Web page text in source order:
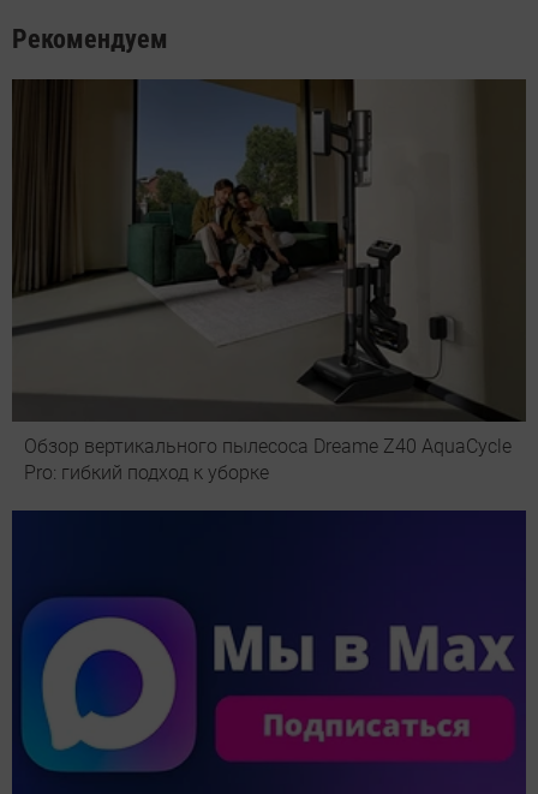
Рекомендуем
Обзор вертикального пылесоса Dreame Z40 AquaCycle
Pro: гибкий подход к уборке